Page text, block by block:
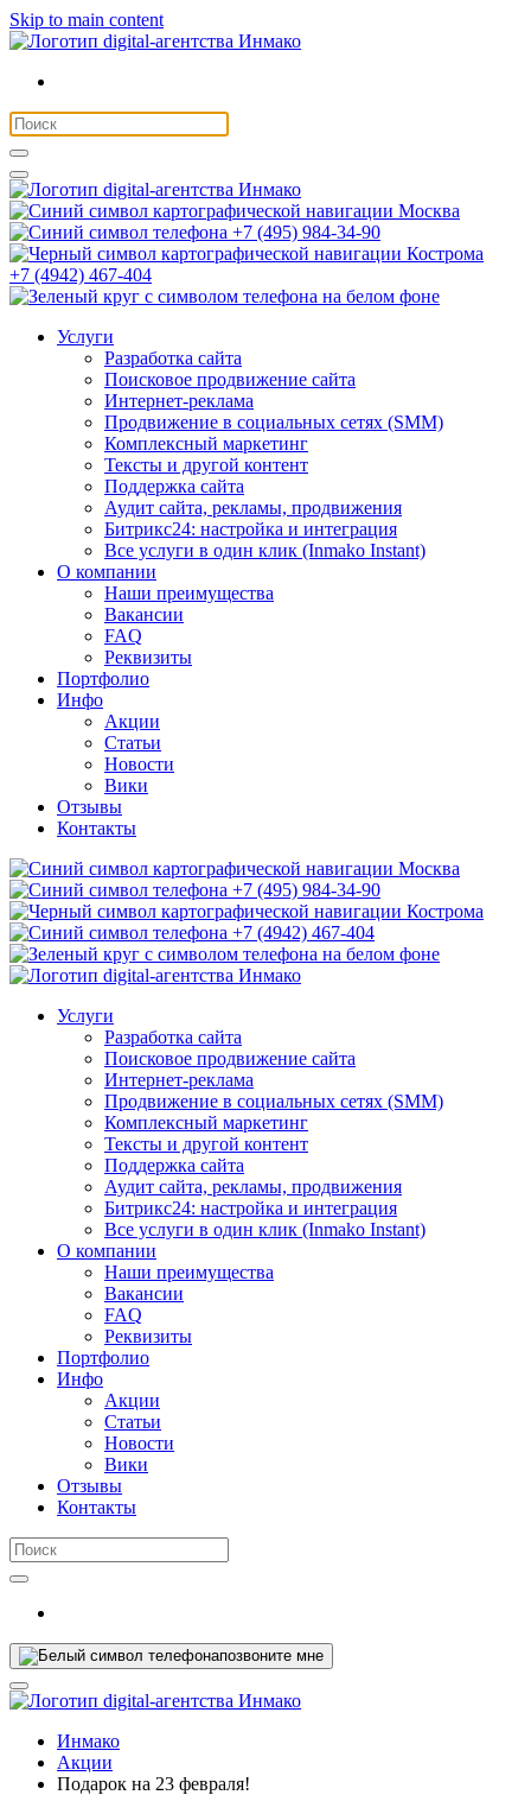
Skip to main content
Москва
+7 (495) 984-34-90
Кострома
+7 (4942) 467-404
Услуги
Разработка сайта
Поисковое продвижение сайта
Интернет-реклама
Продвижение в социальных сетях (SMM)
Комплексный маркетинг
Тексты и другой контент
Поддержка сайта
Аудит сайта, рекламы, продвижения
Битрикс24: настройка и интеграция
Все услуги в один клик (Inmako Instant)
О компании
Наши преимущества
Вакансии
FAQ
Реквизиты
Портфолио
Инфо
Акции
Статьи
Новости
Вики
Отзывы
Контакты
Москва
+7 (495) 984-34-90
Кострома
+7 (4942) 467-404
Услуги
Разработка сайта
Поисковое продвижение сайта
Интернет-реклама
Продвижение в социальных сетях (SMM)
Комплексный маркетинг
Тексты и другой контент
Поддержка сайта
Аудит сайта, рекламы, продвижения
Битрикс24: настройка и интеграция
Все услуги в один клик (Inmako Instant)
О компании
Наши преимущества
Вакансии
FAQ
Реквизиты
Портфолио
Инфо
Акции
Статьи
Новости
Вики
Отзывы
Контакты
позвоните мне
Инмако
Акции
Подарок на 23 февраля!